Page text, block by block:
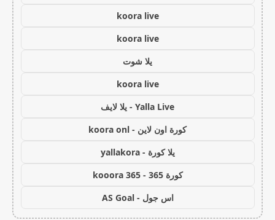
koora live
koora live
يلا شوت
koora live
Yalla Live - يلا لايف
كورة اون لاين - koora onl
يلا كورة - yallakora
كورة 365 - kooora 365
اس جول - AS Goal